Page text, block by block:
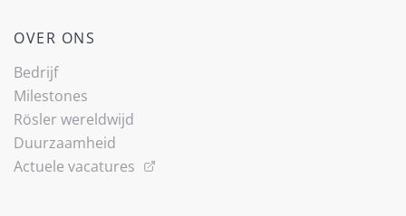
OVER ONS
Bedrijf
Milestones
Rösler wereldwijd
Duurzaamheid
Actuele vacatures